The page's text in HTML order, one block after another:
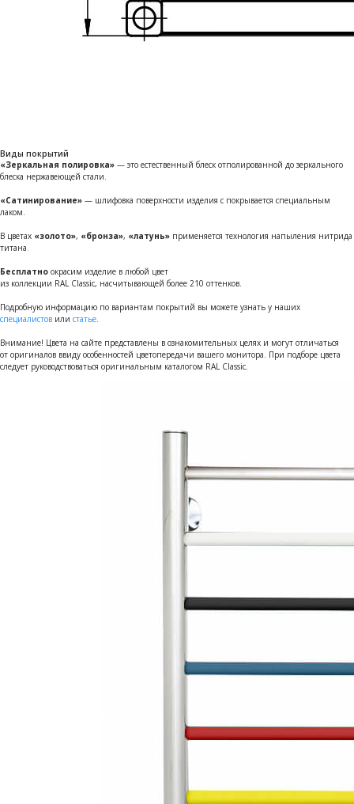
Виды покрытий
«Зеркальная полировка» — это естественный блеск отполированной до зеркального
блеска нержавеющей стали.
«Сатинирование» — шлифовка поверхности изделия с покрывается специальным
лаком.
В цветах «золото», «бронза», «латунь» применяется технология напыления нитрида
титана.
Бесплатно окрасим изделие в любой цвет
из коллекции RAL Classic, насчитывающей более 210 оттенков.
Подробную информацию по вариантам покрытий вы можете узнать у наших
специалистов или статье.
Внимание! Цвета на сайте представлены в ознакомительных целях и могут отличаться
от оригиналов ввиду особенностей цветопередачи вашего монитора. При подборе цвета
следует руководствоваться оригинальным каталогом RAL Classic.